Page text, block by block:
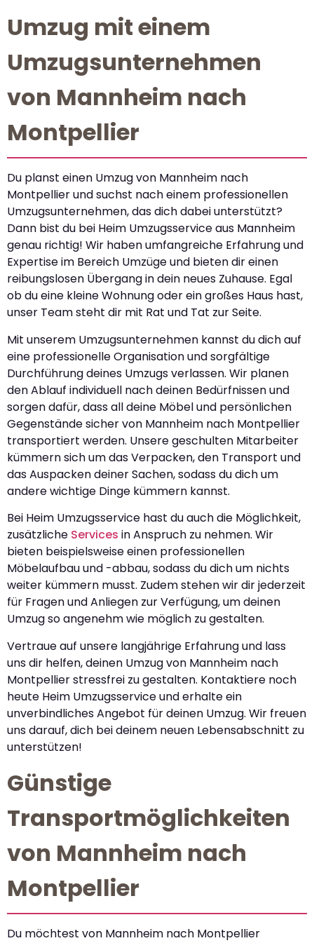
Umzug mit einem
Umzugsunternehmen
von Mannheim nach
Montpellier
Du planst einen Umzug von Mannheim nach
Montpellier und suchst nach einem professionellen
Umzugsunternehmen, das dich dabei unterstützt?
Dann bist du bei Heim Umzugsservice aus Mannheim
genau richtig! Wir haben umfangreiche Erfahrung und
Expertise im Bereich Umzüge und bieten dir einen
reibungslosen Übergang in dein neues Zuhause. Egal
ob du eine kleine Wohnung oder ein großes Haus hast,
unser Team steht dir mit Rat und Tat zur Seite.
Mit unserem Umzugsunternehmen kannst du dich auf
eine professionelle Organisation und sorgfältige
Durchführung deines Umzugs verlassen. Wir planen
den Ablauf individuell nach deinen Bedürfnissen und
sorgen dafür, dass all deine Möbel und persönlichen
Gegenstände sicher von Mannheim nach Montpellier
transportiert werden. Unsere geschulten Mitarbeiter
kümmern sich um das Verpacken, den Transport und
das Auspacken deiner Sachen, sodass du dich um
andere wichtige Dinge kümmern kannst.
Bei Heim Umzugsservice hast du auch die Möglichkeit,
zusätzliche Services in Anspruch zu nehmen. Wir
bieten beispielsweise einen professionellen
Möbelaufbau und -abbau, sodass du dich um nichts
weiter kümmern musst. Zudem stehen wir dir jederzeit
für Fragen und Anliegen zur Verfügung, um deinen
Umzug so angenehm wie möglich zu gestalten.
Vertraue auf unsere langjährige Erfahrung und lass
uns dir helfen, deinen Umzug von Mannheim nach
Montpellier stressfrei zu gestalten. Kontaktiere noch
heute Heim Umzugsservice und erhalte ein
unverbindliches Angebot für deinen Umzug. Wir freuen
uns darauf, dich bei deinem neuen Lebensabschnitt zu
unterstützen!
Günstige
Transportmöglichkeiten
von Mannheim nach
Montpellier
Du möchtest von Mannheim nach Montpellier